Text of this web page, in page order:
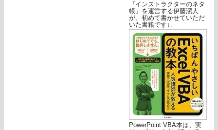
『インストラクターのネタ
帳』を運営する伊藤潔人
が、初めて書かせていただ
いた書籍です↓↓
PowerPoint VBA本は、実